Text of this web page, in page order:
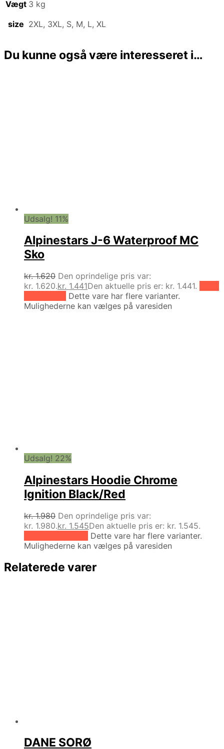
Vægt 3 kg
size 2XL, 3XL, S, M, L, XL
Du kunne også være interesseret i…
Udsalg! 11%
Alpinestars J-6 Waterproof MC
Sko
kr.1.620 Den oprindelige pris var:
kr. 1.620.kr. 1.441Den aktuelle pris er: kr. 1.441.
Dette vare har flere varianter.
Mulighederne kan vælges på varesiden
Udsalg! 22%
Alpinestars Hoodie Chrome
Ignition Black/Red
kr.1.980 Den oprindelige pris var:
kr. 1.980.kr. 1.545Den aktuelle pris er: kr. 1.545.
Dette vare har flere varianter.
Mulighederne kan vælges på varesiden
Relaterede varer
DANE SORØ